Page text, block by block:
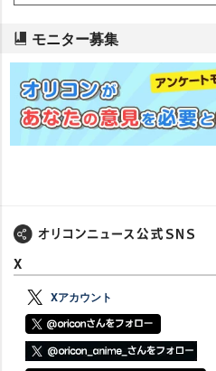
モニター募集
X
Xアカウント